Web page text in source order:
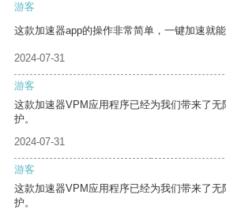
游客
这款加速器app的操作非常简单，一键加速就能
2024-07-31
游客
这款加速器VPM应用程序已经为我们带来了
护。
2024-07-31
游客
这款加速器VPM应用程序已经为我们带来了
护。